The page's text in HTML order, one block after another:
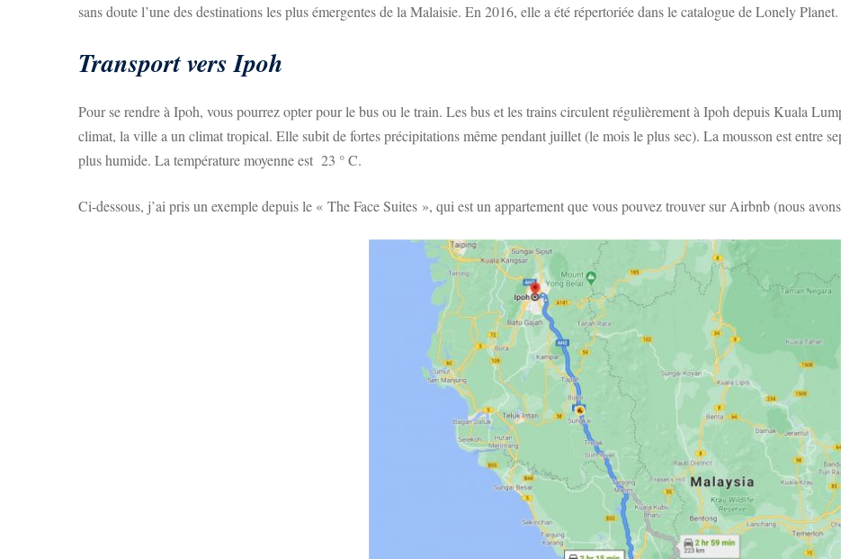
sans doute l’une des destinations les plus émergentes de la Malaisie. En 2016, elle a été répertoriée dans le catalogue de Lonely Planet.
Transport vers Ipoh
Pour se rendre à Ipoh, vous pourrez opter pour le bus ou le train. Les bus et les trains circulent régulièrement à Ipoh depuis Kuala
climat, la ville a un climat tropical. Elle subit de fortes précipitations même pendant juillet (le mois le plus sec). La mousson est entre
plus humide. La température moyenne est 23 ° C.
Ci-dessous, j’ai pris un exemple depuis le « The Face Suites », qui est un appartement que vous pouvez trouver sur Airbnb (nous